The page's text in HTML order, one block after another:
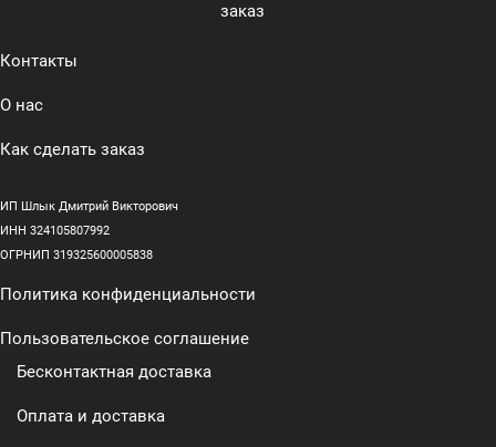
заказ
Контакты
О нас
Как сделать заказ
ИП Шлык Дмитрий Викторович
ИНН 324105807992
ОГРНИП 319325600005838
Политика конфиденциальности
Пользовательское соглашение
Бесконтактная доставка
Оплата и доставка